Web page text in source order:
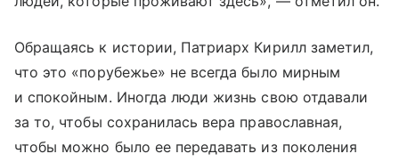
Обращаясь к истории, Патриарх Кирилл заметил,
что это «порубежье» не всегда было мирным
и спокойным. Иногда люди жизнь свою отдавали
за то, чтобы сохранилась вера православная,
чтобы можно было ее передавать из поколения